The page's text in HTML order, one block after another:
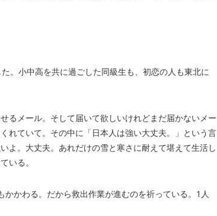
。小中高を共に過ごした同級生も、初恋の人も東北に
るメール。そして届いて欲しいけれどまだ届かないメー
れていて。その中に「日本人は強い大丈夫。」という言
よ。大丈夫。あれだけの雪と寒さに耐えて堪えて生活し
いる。
かわる。だから救出作業が進むのを祈っている。1人